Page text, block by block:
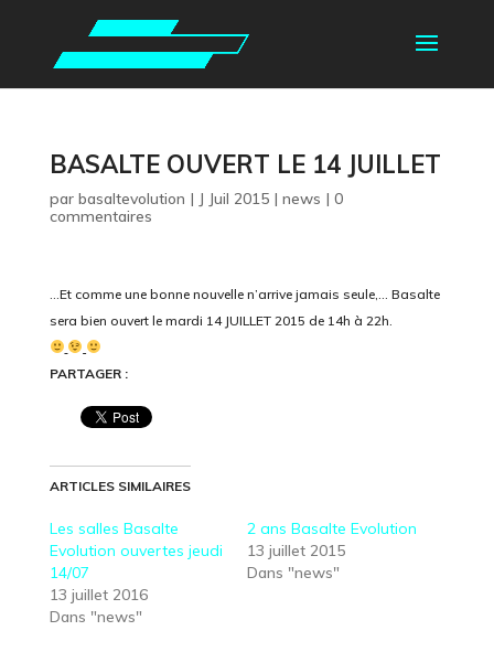
BASALTE OUVERT LE 14 JUILLET
par basaltevolution | J Juil 2015| news | 0
commentaires
…Et comme une bonne nouvelle n’arrive jamais seule,… Basalte
sera bien ouvert le mardi 14 JUILLET 2015 de 14h à 22h.
PARTAGER :
ARTICLES SIMILAIRES
Les salles Basalte
Evolution ouvertes jeudi
14/07
13 juillet 2016
Dans "news"
2 ans Basalte Evolution
13 juillet 2015
Dans "news"